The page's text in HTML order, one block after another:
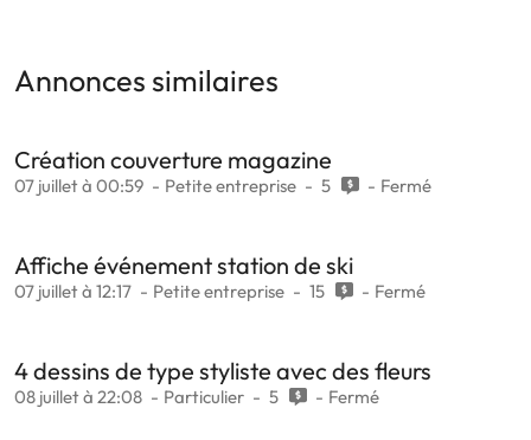
Annonces similaires
Création couverture magazine
07 juillet à 00:59 Petite entreprise 5 Fermé
Affiche événement station de ski
07 juillet à 12:17 Petite entreprise 15 Fermé
4 dessins de type styliste avec des fleurs
08 juillet à 22:08 Particulier 5 Fermé